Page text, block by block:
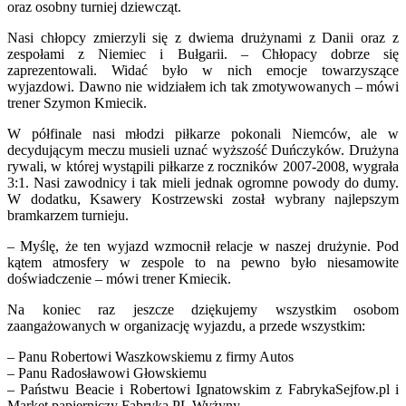
oraz osobny turniej dziewcząt.
Nasi chłopcy zmierzyli się z dwiema drużynami z Danii oraz z
zespołami z Niemiec i Bułgarii. – Chłopacy dobrze się
zaprezentowali. Widać było w nich emocje towarzyszące
wyjazdowi. Dawno nie widziałem ich tak zmotywowanych – mówi
trener Szymon Kmiecik.
W półfinale nasi młodzi piłkarze pokonali Niemców, ale w
decydującym meczu musieli uznać wyższość Duńczyków. Drużyna
rywali, w której wystąpili piłkarze z roczników 2007-2008, wygrała
3:1. Nasi zawodnicy i tak mieli jednak ogromne powody do dumy.
W dodatku, Ksawery Kostrzewski został wybrany najlepszym
bramkarzem turnieju.
– Myślę, że ten wyjazd wzmocnił relacje w naszej drużynie. Pod
kątem atmosfery w zespole to na pewno było niesamowite
doświadczenie – mówi trener Kmiecik.
Na koniec raz jeszcze dziękujemy wszystkim osobom
zaangażowanych w organizację wyjazdu, a przede wszystkim:
– Panu Robertowi Waszkowskiemu z firmy Autos
– Panu Radosławowi Głowskiemu
– Państwu Beacie i Robertowi Ignatowskim z FabrykaSejfow.pl i